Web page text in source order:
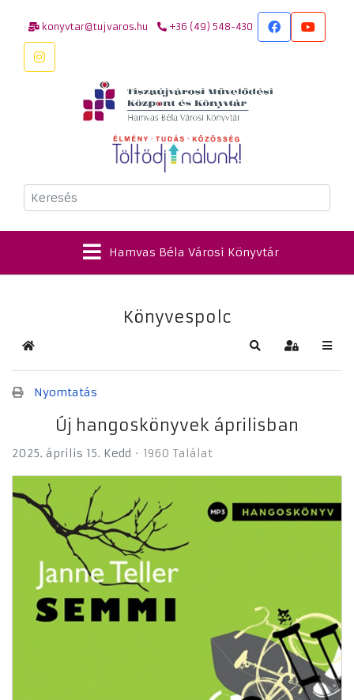
konyvtar@tujvaros.hu +36 (49) 548-430
Keresés
Hamvas Béla Városi Könyvtár
Könyvespolc
Kezdőlap Keresés
Nyomtatás
Új hangoskönyvek áprilisban
2025. április 15. Kedd 1960 Találat